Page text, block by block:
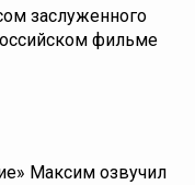
заслуженного
фильме
Максим озвучил